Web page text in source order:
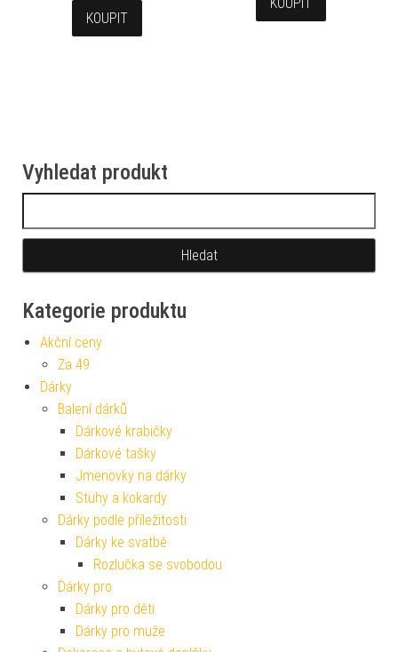
KOUPIT
KOUPIT
Vyhledat produkt
Kategorie produktu
Akční ceny
Za 49
Dárky
Balení dárků
Dárkové krabičky
Dárkové tašky
Jmenovky na dárky
Stuhy a kokardy
Dárky podle příležitosti
Dárky ke svatbě
Rozlučka se svobodou
Dárky pro
Dárky pro děti
Dárky pro muže